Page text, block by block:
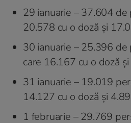
29 ianuarie – 37.604
20.578 cu o doză şi
30 ianuarie – 25.396
care 16.167 cu o doză
31 ianuarie – 19.019
14.127 cu o doză și
1 februarie – 29.769